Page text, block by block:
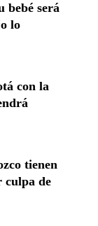
bebé será
lo
con la
tienen
culpa de